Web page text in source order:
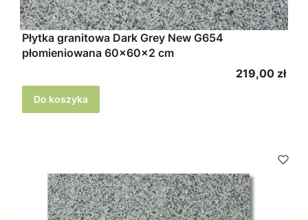
Płytka granitowa Dark Grey New G654
płomieniowana 60x60x2 cm
Cena
219,00 zł
Do koszyka